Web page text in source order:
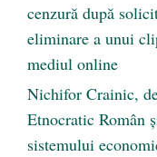
cenzură după
eliminare a unui
mediul online
Nichifor Crainic,
Etnocratic Român
sistemului